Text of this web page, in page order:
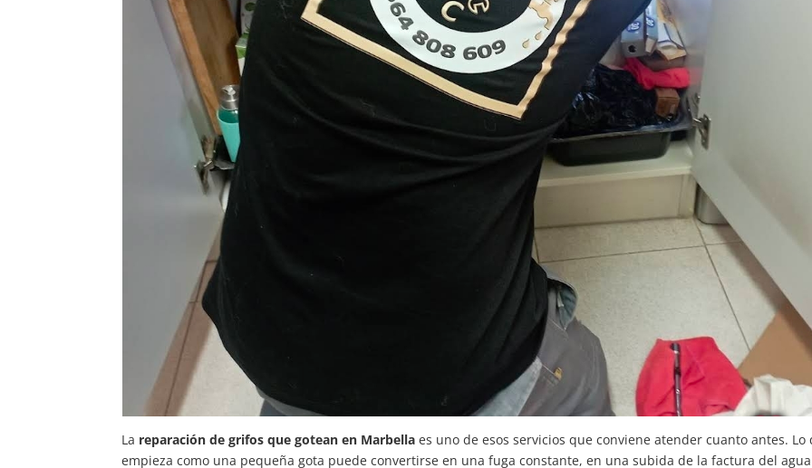
La reparación de grifos que gotean en Marbella es uno de esos servicios que conviene atender cuanto antes. Lo
empieza como una pequeña gota puede convertirse en una fuga constante, en una subida de la factura del